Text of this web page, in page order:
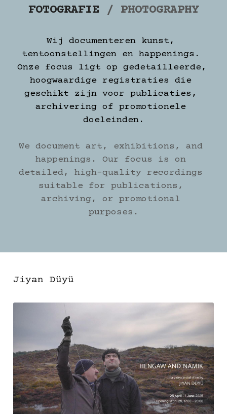
FOTOGRAFIE / PHOTOGRAPHY
Wij documenteren kunst,
tentoonstellingen en happenings.
Onze focus ligt op gedetailleerde,
hoogwaardige registraties die
geschikt zijn voor publicaties,
archivering of promotionele
doeleinden.
We document art, exhibitions, and
happenings. Our focus is on
detailed, high-quality recordings
suitable for publications,
archiving, or promotional
purposes.
Jiyan Düyü